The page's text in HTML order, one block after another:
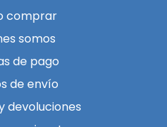
comprar
somos
de pago
de envío
devoluciones